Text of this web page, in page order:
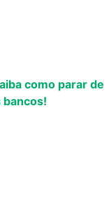
como parar de
bancos!